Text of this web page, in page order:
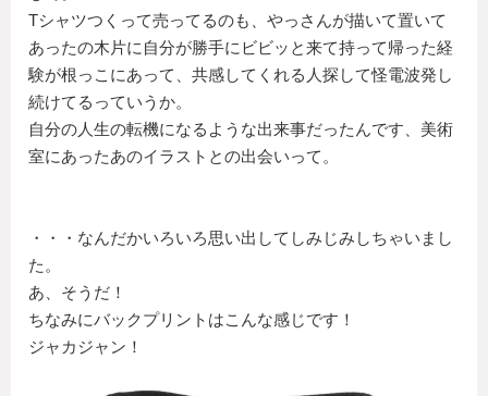
Tシャツつくって売ってるのも、やっさんが描いて置いて
あったの木片に自分が勝手にビビッと来て持って帰った経
験が根っこにあって、共感してくれる人探して怪電波発し
続けてるっていうか。
自分の人生の転機になるような出来事だったんです、美術
室にあったあのイラストとの出会いって。
・・・なんだかいろいろ思い出してしみじみしちゃいまし
た。
あ、そうだ！
ちなみにバックプリントはこんな感じです！
ジャカジャン！